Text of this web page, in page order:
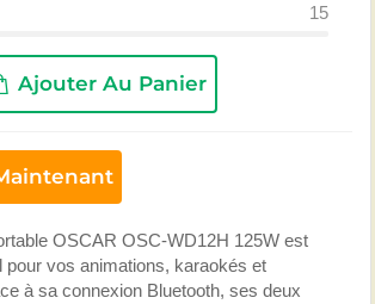
15
Ajouter Au Panier
OSCAR OSC-WD12H 125W est
pour vos animations, karaokés et
à sa connexion Bluetooth, ses deux